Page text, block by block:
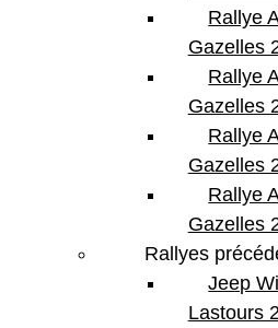
Rallye
Gazelles
Rallye
Gazelles
Rallye
Gazelles
Rallye
Gazelles
Rallyes
Jeep
Lastours